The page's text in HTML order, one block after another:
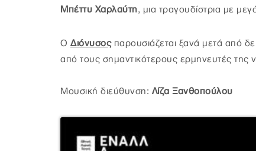
Μπέττυ Χαρλαύτη, μια τραγουδίστρια με
Ο Διόνυσοςπαρουσιάζεται ξανά μετά από
από τους σημαντικότερους ερμηνευτές της
Μουσική διεύθυνση: Λίζα Ξανθοπούλου